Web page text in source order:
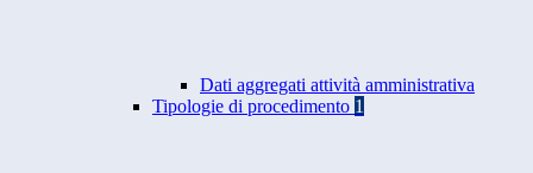
Dati aggregati attività amministrativa
Tipologie di procedimento 1